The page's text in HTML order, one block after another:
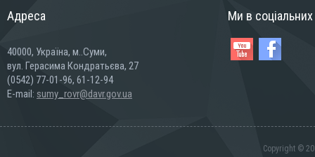
Адреса
40000, Україна, м..Суми,
вул. Герасима Кондратьєва, 27
(0542) 77-01-96, 61-12-94
E-mail: sumy_rovr@davr.gov.ua
Ми в
Copyright ©